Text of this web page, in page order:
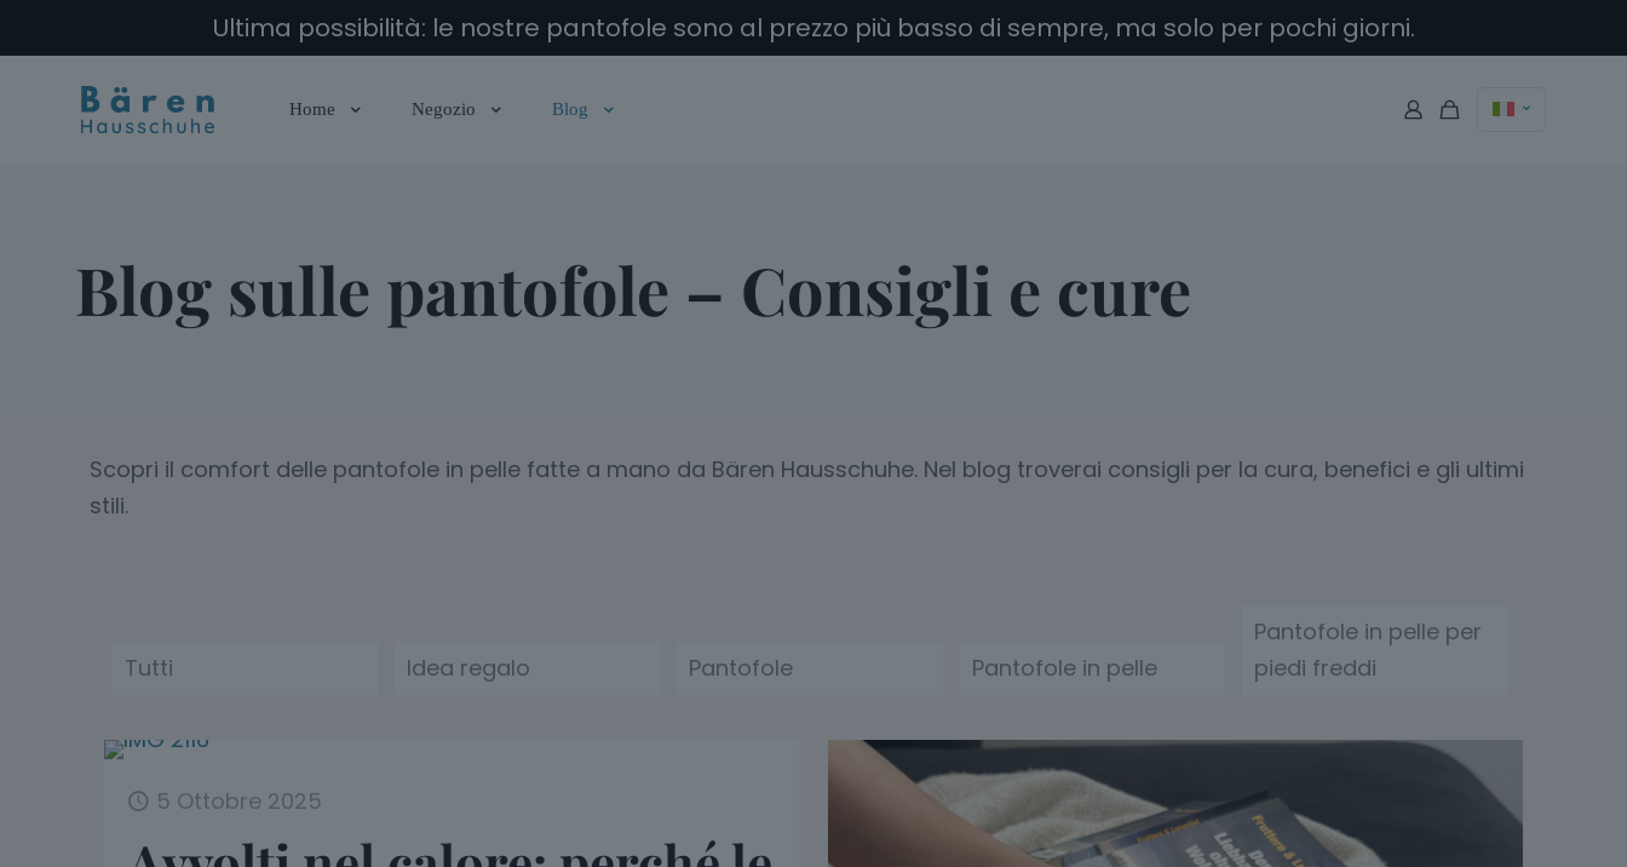
Ultima possibilità: le nostre pantofole sono al prezzo più basso di sempre, ma solo per pochi giorni.
Home Negozio Blog
Blog sulle pantofole – Consigli e cure
Scopri il comfort delle pantofole in pelle fatte a mano da Bären Hausschuhe. Nel blog troverai consigli per la cura, benefici e gli ultimi
stili.
Tutti Idea regalo Pantofole Pantofole in pelle
Pantofole in pelle per
piedi freddi
5 Ottobre 2025